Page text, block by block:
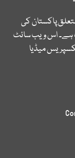
پاکستان کی
ہے۔ اس ویب سائٹ
میڈیا